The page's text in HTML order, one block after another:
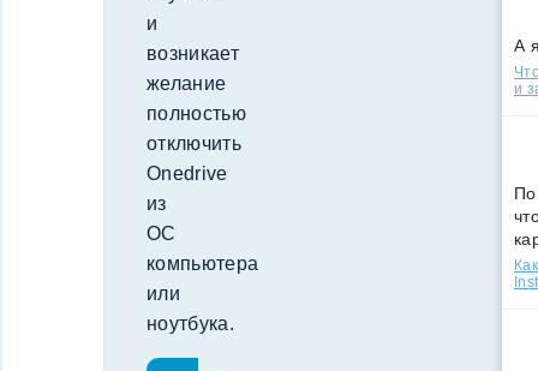
и
возникает
желание
полностью
отключить
Onedrive
из
ОС
компьютера
или
ноутбука.
А
и